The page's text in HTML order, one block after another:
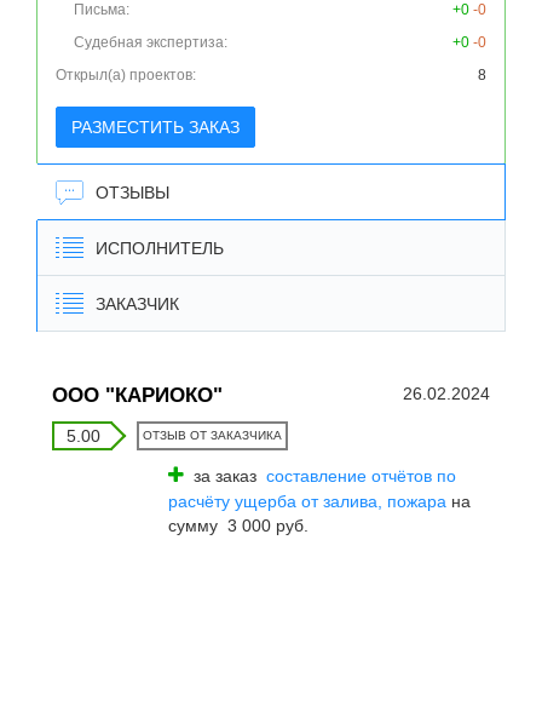
Письма:
+0 -0
Судебная экспертиза:
+0 -0
Открыл(а) проектов:
8
РАЗМЕСТИТЬ ЗАКАЗ
ОТЗЫВЫ
ИСПОЛНИТЕЛЬ
ЗАКАЗЧИК
ООО "КАРИОКО" 26.02.2024
5.00 ОТЗЫВ ОТ ЗАКАЗЧИКА
за заказ составление отчётов по
расчёту ущерба от залива, пожара на
сумму 3 000 руб.